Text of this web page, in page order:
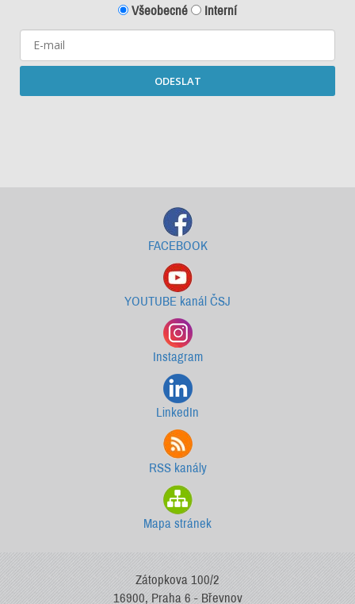
Všeobecné
Interní
ODESLAT
FACEBOOK
YOUTUBE kanál ČSJ
Instagram
LinkedIn
RSS kanály
Mapa stránek
Zátopkova 100/2
16900, Praha 6 - Břevnov